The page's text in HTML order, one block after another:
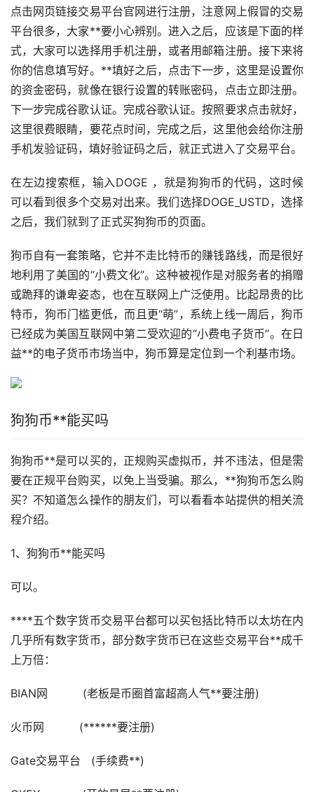
点击网页链接交易平台官网进行注册，注意网上假冒的交易
平台很多，大家**要小心辨别。进入之后，应该是下面的样
式，大家可以选择用手机注册，或者用邮箱注册。接下来将
你的信息填写好。**填好之后，点击下一步，这里是设置你
的资金密码，就像在银行设置的转账密码，点击立即注册。
下一步完成谷歌认证。完成谷歌认证。按照要求点击就好，
这里很费眼睛，要花点时间，完成之后，这里他会给你注册
手机发验证码，填好验证码之后，就正式进入了交易平台。
在左边搜索框，输入DOGE ，就是狗狗币的代码，这时候
可以看到很多个交易对出来。我们选择DOGE_USTD，选择
之后，我们就到了正式买狗狗币的页面。
狗币自有一套策略，它并不走比特币的赚钱路线，而是很好
地利用了美国的“小费文化”。这种被视作是对服务者的捐赠
或跪拜的谦卑姿态，也在互联网上广泛使用。比起昂贵的比
特币，狗币门槛更低，而且更“萌”，系统上线一周后，狗币
已经成为美国互联网中第二受欢迎的“小费电子货币”。在日
益**的电子货币市场当中，狗币算是定位到一个利基市场。
狗狗币**能买吗
狗狗币**是可以买的，正规购买虚拟币，并不违法，但是需
要在正规平台购买，以免上当受骗。那么，**狗狗币怎么购
买？不知道怎么操作的朋友们，可以看看本站提供的相关流
程介绍。
1、狗狗币**能买吗
可以。
****五个数字货币交易平台都可以买包括比特币以太坊在内
几乎所有数字货币，部分数字货币已在这些交易平台**成千
上万倍：
BIAN网 (老板是币圈首富超高人气**要注册)
火币网 (******要注册)
Gate交易平台 (手续费**)